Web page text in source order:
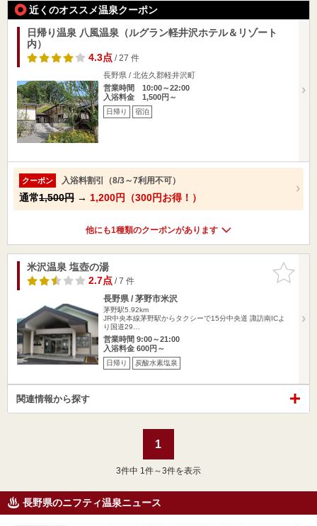
近くのオススメ温泉クーポン
日帰り温泉 八風温泉（ルグラン軽井沢ホテル＆リゾート
内）
4.3点/ 27 件
長野県 / 北佐久郡軽井沢町
営業時間 10:00～22:00
入浴料金 1,500円～
日帰り 宿泊
クーポン 入浴料割引（8/3～7利用不可）
通常1,500円 → 1,200円（300円お得！）
他にも1種類のクーポンがあります
お気に入
りに追加
米沢温泉 塩壺の湯
2.7点/ 7 件
長野県 / 茅野市米沢
茅野駅5.92km
JR中央本線茅野駅からタクシーで15分中央道 諏訪南ICよ
り国道29…
営業時間 9:00～21:00
入浴料金 600円～
日帰り 炭酸水素塩泉
関連情報から探す
1
3件中 1件～3件を表示
長野県のニフティ温泉ニュース